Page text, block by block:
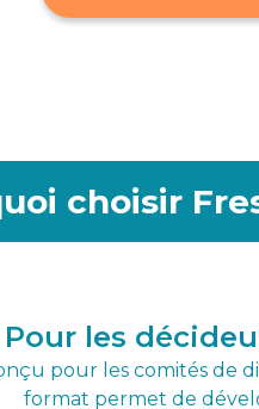
choisir
Pour les
pour les comités de
format permet de